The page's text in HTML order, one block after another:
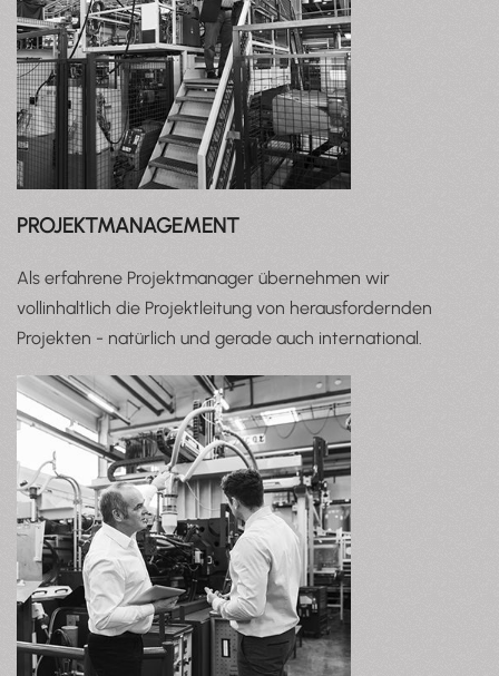
PROJEKTMANAGEMENT
Als erfahrene Projektmanager übernehmen wir
vollinhaltlich die Projektleitung von herausfordernden
Projekten - natürlich und gerade auch international.